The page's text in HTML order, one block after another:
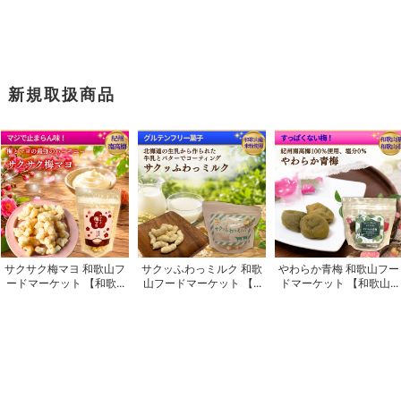
新規取扱商品
サクサク梅マヨ 和歌山フ
ードマーケット 【和歌...
サクッふわっミルク 和歌
山フードマーケット 【...
やわらか青梅 和歌山フー
ドマーケット 【和歌山...